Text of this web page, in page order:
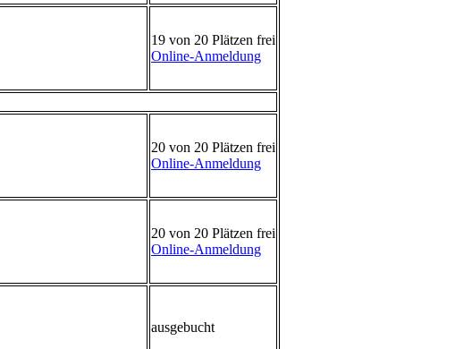
19 von 20 Plätzen frei
Online-Anmeldung
20 von 20 Plätzen frei
Online-Anmeldung
20 von 20 Plätzen frei
Online-Anmeldung
ausgebucht